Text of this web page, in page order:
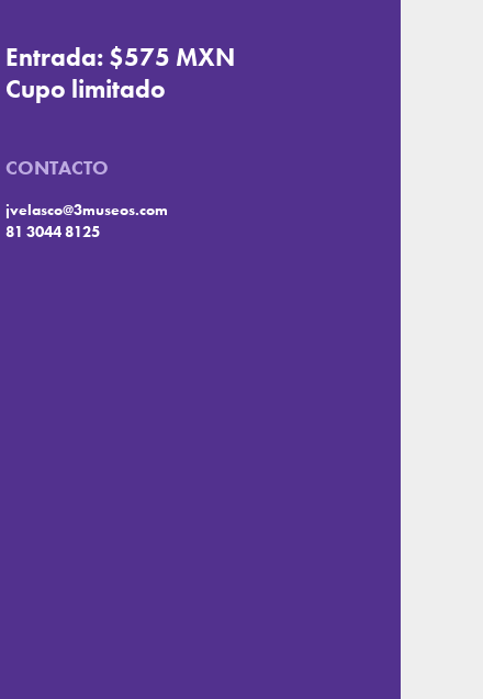
Entrada: $575 MXN
Cupo limitado
CONTACTO
jvelasco@3museos.com
81 3044 8125